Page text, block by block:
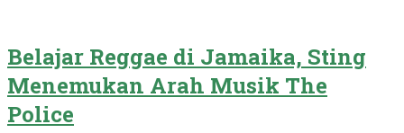
Belajar Reggae di Jamaika, Sting
Menemukan Arah Musik The
Police